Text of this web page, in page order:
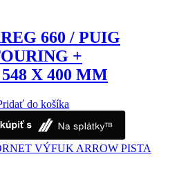
660 / PUIG
+
X 400 MM
do košíka